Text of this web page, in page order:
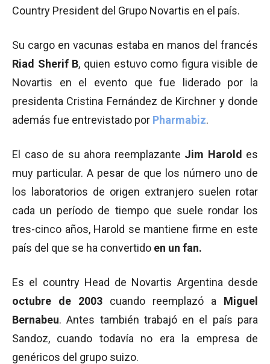
Country President del Grupo Novartis en el país.
Su cargo en vacunas estaba en manos del francés
Riad Sherif B, quien estuvo como figura visible de
Novartis en el evento que fue liderado por la
presidenta Cristina Fernández de Kirchner y donde
además fue entrevistado por Pharmabiz.
El caso de su ahora reemplazante Jim Harold es
muy particular. A pesar de que los número uno de
los laboratorios de origen extranjero suelen rotar
cada un período de tiempo que suele rondar los
tres-cinco años, Harold se mantiene firme en este
país del que se ha convertido en un fan.
Es el country Head de Novartis Argentina desde
octubre de 2003 cuando reemplazó a Miguel
Bernabeu. Antes también trabajó en el país para
Sandoz, cuando todavía no era la empresa de
genéricos del grupo suizo.